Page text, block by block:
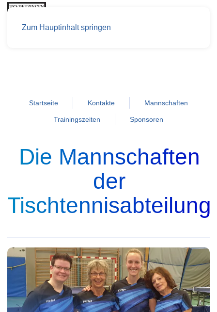
Zum Hauptinhalt springen
Startseite Kontakte Mannschaften
Trainingszeiten Sponsoren
Die Mannschaften
der
Tischtennisabteilung